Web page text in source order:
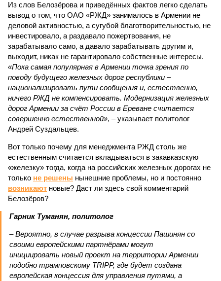
Из слов Белозёрова и приведённых фактов легко сделать
вывод о том, что ОАО «РЖД» занималось в Армении не
деловой активностью, а сугубой благотворительностью, не
инвестировало, а раздавало пожертвования, не
зарабатывало само, а давало зарабатывать другим и,
выходит, никак не гарантировало собственные интересы.
«Пока самая популярная в Армении точка зрения по
поводу будущего железных дорог рес­публики –
национализировать пути сообщения и, естественно,
ничего РЖД не компенсировать. Модернизация железных
дорог Армении за счёт России в Ереване считается
совершенно естественной», – указывает политолог
Андрей Суздальцев.
Вот только почему для менеджмента РЖД столь же
естественным считается вкладываться в закавказскую
«железку» тогда, когда на российских железных дорогах не
только не решены нынешние проблемы, но и постоянно
возникают новые? Даст ли здесь свой комментарий
Белозёров?
Гарник Туманян, политолог
– Вероятно, в случае разрыва концессии Пашинян со
своими европейскими партнёрами могут
инициировать новый проект на территории Армении
подобно трамповскому TRIPP, где будет создана
европейская концессия для управления путями, а